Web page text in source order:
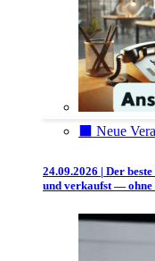
⬛️ Neue
24.09.2026 | Der
und verkaufst — ohne